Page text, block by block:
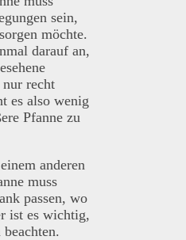
sein,
möchte.
darauf an,
nur recht
es also wenig
Pfanne zu
anderen
muss
passen, wo
ist es wichtig,